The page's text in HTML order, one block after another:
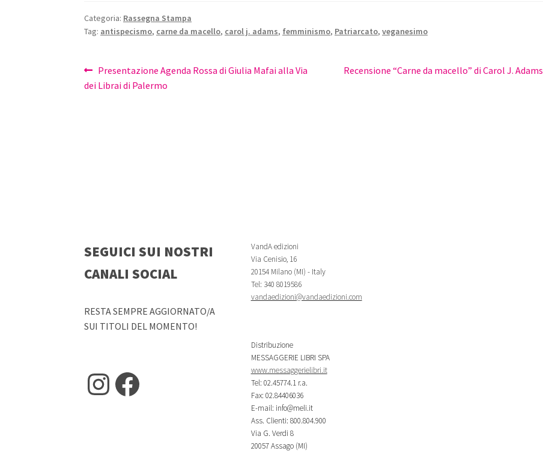
Categoria: Rassegna Stampa
Tag: antispecismo, carne da macello, carol j. adams, femminismo, Patriarcato,veganesimo
Navigazione
articoli
Articolo
precedente:
Presentazione Agenda Rossa di Giulia Mafai alla Via
dei Librai di Palermo
Articolo
Recensione “Carne da macello” di Carol J. Adams
SEGUICI SUI NOSTRI
CANALI SOCIAL
RESTA SEMPRE AGGIORNATO/A
SUI TITOLI DEL MOMENTO!
Instagram
Facebook
VandA edizioni
Via Cenisio, 16
20154 Milano (MI) - Italy
Tel: 340 8019586
vandaedizioni@vandaedizioni.com
Distribuzione
MESSAGGERIE LIBRI SPA
www.messaggerielibri.it
Tel: 02.45774.1 r.a.
Fax: 02.84406036
E-mail: info@meli.it
Ass. Clienti: 800.804.900
Via G. Verdi 8
20057 Assago (MI)